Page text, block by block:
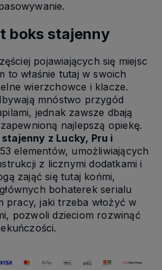
boks stajenny
pojawiających się miejsc
to właśnie tutaj w swoich
wierzchowce i klacze.
mnóstwo przygód
jednak zawsze dbają
najlepszą opiekę.
stajenny z Lucky, Pru i
elementów, umożliwiających
z licznymi dodatkami i
zająć się tutaj końmi,
bohaterek serialu
pracy, jaki trzeba włożyć w
pozwoli dzieciom rozwinąć